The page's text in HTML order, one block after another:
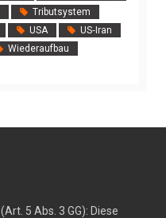
Tributsystem
USA
US‑Iran
Wiederaufbau
(Art. 5 Abs. 3 GG): Diese